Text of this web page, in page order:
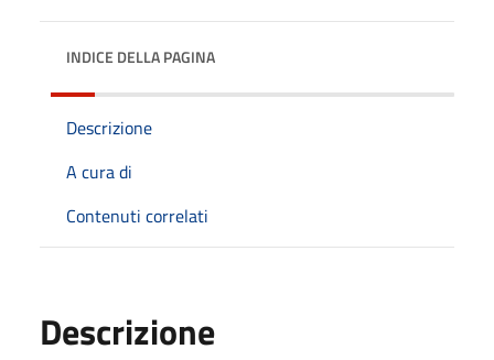
INDICE DELLA PAGINA
Descrizione
A cura di
Contenuti correlati
Descrizione